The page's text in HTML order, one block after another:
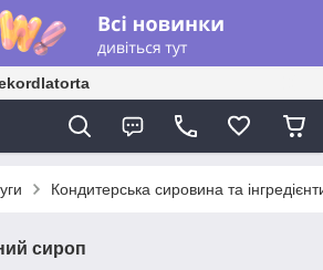
Кондитерська сировина та
сироп